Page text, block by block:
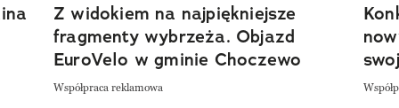
Z widokiem na najpiękniejsze
fragmenty wybrzeża. Objazd
EuroVelo w gminie Choczewo
Współpraca reklamowa